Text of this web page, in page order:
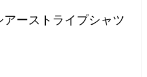
ーストライプシャツ